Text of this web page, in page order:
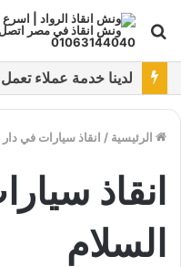
بحث
عن
الرئيسية / انقاذ سيارات في دار
انقاذ
السلام